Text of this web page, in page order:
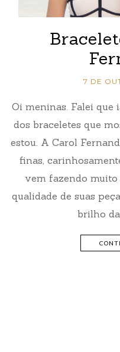
7 DE
Oi meninas. Falei que
dos braceletes que
estou. A Carol
finas,
vem fazendo muito
qualidade de suas
brilho